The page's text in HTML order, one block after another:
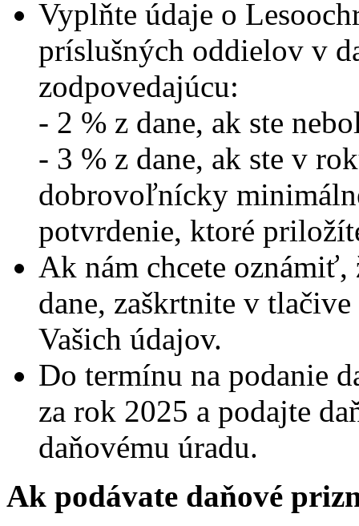
Vyplňte údaje o
príslušných oddielov v
zodpovedajúcu:
- 2 % z dane, ak ste
- 3 % z dane, ak ste v
dobrovoľnícky
potvrdenie, ktoré
Ak nám chcete oznámiť,
dane, zaškrtnite v
Vašich údajov.
Do termínu na podanie
za rok 2025 a podajte
daňovému úradu.
Ak podávate daňové